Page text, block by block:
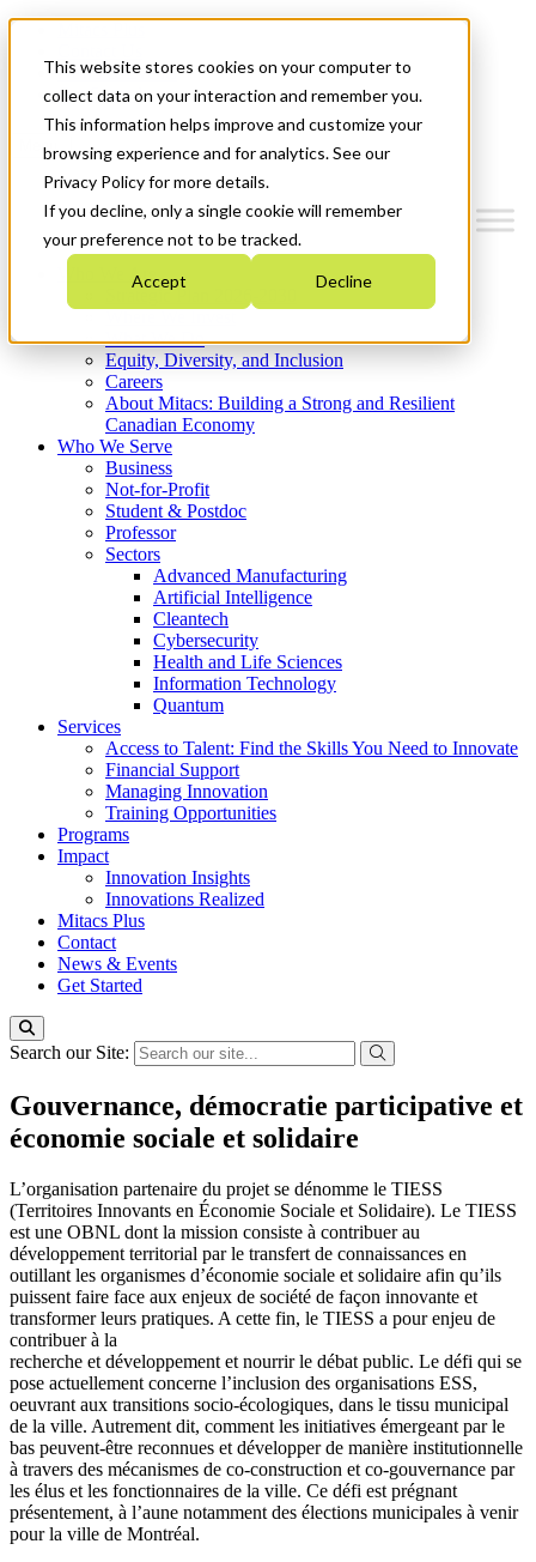
This website stores cookies on your computer to
collect data on your interaction and remember you.
This information helps improve and customize your
browsing experience and for analytics. See our
Privacy Policy for more details.
If you decline, only a single cookie will remember
your preference not to be tracked.
Accept Decline
News & Events
Get Started
Menu
Who We Are
Strategic Plan 2026-2030
What We Do
Equity, Diversity, and Inclusion
Careers
About Mitacs: Building a Strong and Resilient
Canadian Economy
Who We Serve
Business
Not-for-Profit
Student & Postdoc
Professor
Sectors
Advanced Manufacturing
Artificial Intelligence
Cleantech
Cybersecurity
Health and Life Sciences
Information Technology
Quantum
Services
Access to Talent: Find the Skills You Need to Innovate
Financial Support
Managing Innovation
Training Opportunities
Programs
Impact
Innovation Insights
Innovations Realized
Mitacs Plus
Contact
News & Events
Get Started
Search our Site:
Gouvernance, démocratie participative et
économie sociale et solidaire
L’organisation partenaire du projet se dénomme le TIESS
(Territoires Innovants en Économie Sociale et Solidaire). Le TIESS
est une OBNL dont la mission consiste à contribuer au
développement territorial par le transfert de connaissances en
outillant les organismes d’économie sociale et solidaire afin qu’ils
puissent faire face aux enjeux de société de façon innovante et
transformer leurs pratiques. A cette fin, le TIESS a pour enjeu de
contribuer à la
recherche et développement et nourrir le débat public. Le défi qui se
pose actuellement concerne l’inclusion des organisations ESS,
oeuvrant aux transitions socio-écologiques, dans le tissu municipal
de la ville. Autrement dit, comment les initiatives émergeant par le
bas peuvent-être reconnues et développer de manière institutionnelle
à travers des mécanismes de co-construction et co-gouvernance par
les élus et les fonctionnaires de la ville. Ce défi est prégnant
présentement, à l’aune notamment des élections municipales à venir
pour la ville de Montréal.